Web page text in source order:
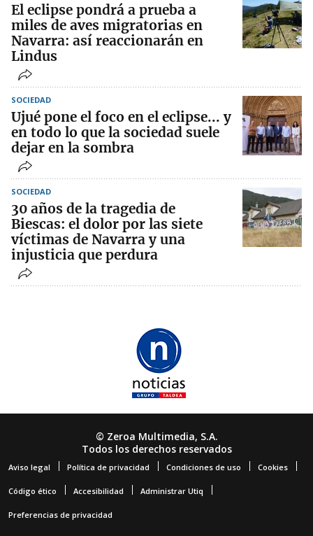
El eclipse pondrá a prueba a
miles de aves migratorias en
Navarra: así reaccionarán en
Lindus
SOCIEDAD
Ujué pone el foco en el eclipse... y
en todo lo que la sociedad suele
dejar en la sombra
SOCIEDAD
30 años de la tragedia de
Biescas: el dolor por las siete
víctimas de Navarra y una
injusticia que perdura
© Zeroa Multimedia, S.A.
Todos los derechos reservados
Aviso legal Política de privacidad Condiciones de uso Cookies
Código ético Accesibilidad Administrar Utiq
Preferencias de privacidad